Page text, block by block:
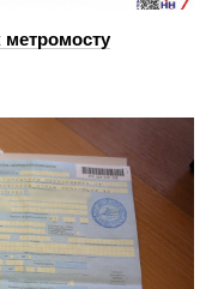
метромосту